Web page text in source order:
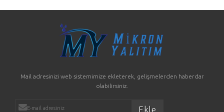
Mail adresinizi web sistemimize ekleterek, gelişmelerden haberdar
olabilirsiniz.